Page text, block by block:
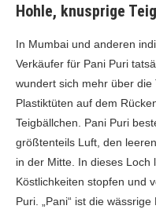
Hohle, knusprige
In Mumbai und anderen
Verkäufer für Pani Puri
wundert sich mehr über
Plastiktüten auf dem
Teigbällchen. Pani Puri
größtenteils Luft, den
in der Mitte. In dieses Loch
Köstlichkeiten stopfen und
Puri. „Pani“ ist die